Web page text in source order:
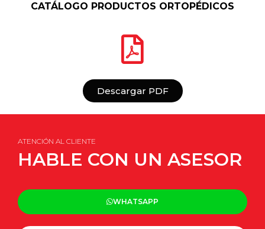
CATÁLOGO PRODUCTOS ORTOPÉDICOS
Descargar PDF
ATENCIÓN AL CLIENTE
HABLE CON UN ASESOR
WHATSAPP